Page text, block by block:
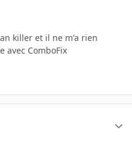
killer et il ne m'a rien
avec ComboFix